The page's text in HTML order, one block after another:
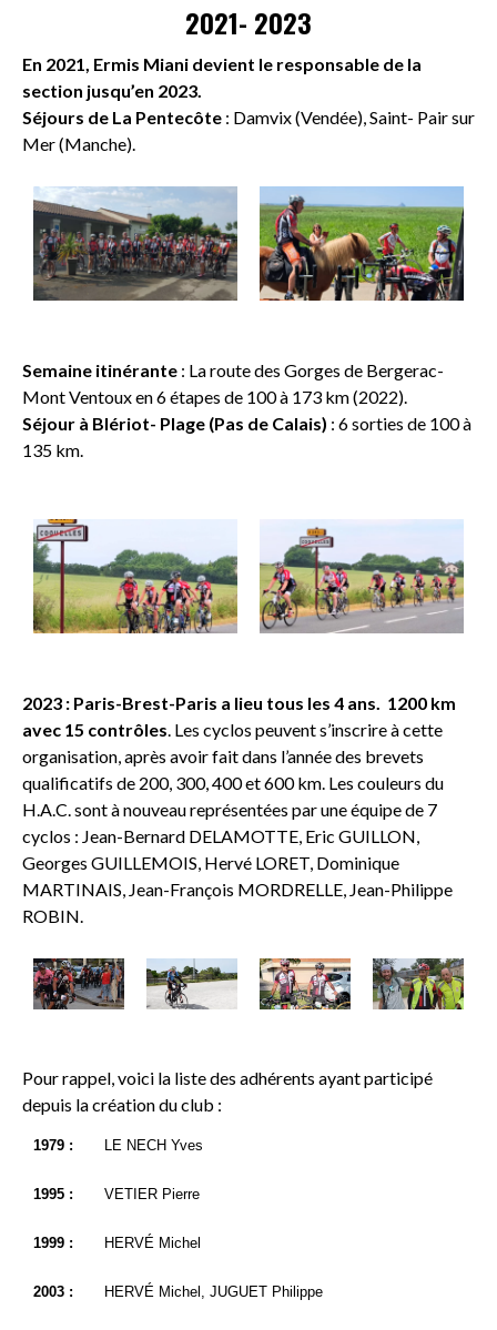
2021- 2023
En 2021, Ermis Miani devient le responsable de la
section jusqu’en 2023.
Séjours de La Pentecôte : Damvix (Vendée), Saint- Pair sur
Mer (Manche).
Semaine itinérante : La route des Gorges de Bergerac-
Mont Ventoux en 6 étapes de 100 à 173 km (2022).
Séjour à Blériot- Plage (Pas de Calais) : 6 sorties de 100 à
135 km.
2023 : Paris-Brest-Paris a lieu tous les 4 ans. 1200 km
avec 15 contrôles . Les cyclos peuvent s’inscrire à cette
organisation, après avoir fait dans l’année des brevets
qualificatifs de 200, 300, 400 et 600 km. Les couleurs du
H.A.C. sont à nouveau représentées par une équipe de 7
cyclos : Jean-Bernard DELAMOTTE, Eric GUILLON,
Georges GUILLEMOIS, Hervé LORET, Dominique
MARTINAIS, Jean-François MORDRELLE, Jean-Philippe
ROBIN.
Pour rappel, voici la liste des adhérents ayant participé
depuis la création du club :
1979 : LE NECH Yves
1995 : VETIER Pierre
1999 : HERVÉ Michel
2003 : HERVÉ Michel, JUGUET Philippe